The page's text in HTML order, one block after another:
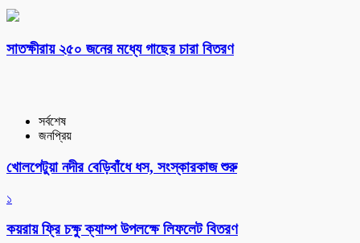
সাতক্ষীরায় ২৫০ জনের মধ্যে গাছের চারা বিতরণ
সর্বশেষ
জনপ্রিয়
খোলপেটুয়া নদীর বেড়িবাঁধে ধস, সংস্কারকাজ শুরু
১
কয়রায় ফ্রি চক্ষু ক্যাম্প উপলক্ষে লিফলেট বিতরণ